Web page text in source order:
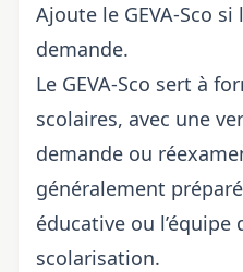
Ajoute le GEVA-Sco
demande.
Le GEVA-Sco sert à
scolaires, avec une
demande ou
généralement
éducative ou l’équipe
scolarisation.